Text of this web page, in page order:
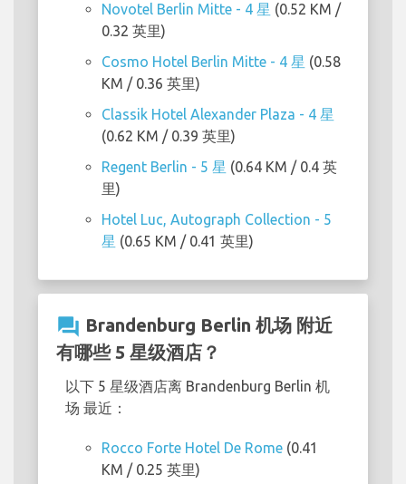
Novotel Berlin Mitte - 4 星 (0.52 KM /
0.32 英里)
Cosmo Hotel Berlin Mitte - 4 星 (0.58
KM / 0.36 英里)
Classik Hotel Alexander Plaza - 4 星
(0.62 KM / 0.39 英里)
Regent Berlin - 5 星 (0.64 KM / 0.4 英
里)
Hotel Luc, Autograph Collection - 5
星 (0.65 KM / 0.41 英里)
question_answer Brandenburg Berlin 机场 附近
有哪些 5 星级酒店？
以下 5 星级酒店离 Brandenburg Berlin 机
场 最近：
Rocco Forte Hotel De Rome (0.41
KM / 0.25 英里)